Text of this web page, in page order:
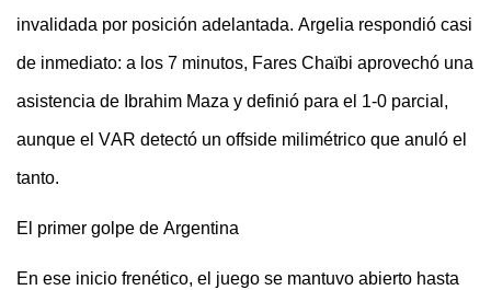
invalidada por posición adelantada. Argelia respondió casi
de inmediato: a los 7 minutos, Fares Chaïbi aprovechó una
asistencia de Ibrahim Maza y definió para el 1-0 parcial,
aunque el VAR detectó un offside milimétrico que anuló el
tanto.
El primer golpe de Argentina
En ese inicio frenético, el juego se mantuvo abierto hasta